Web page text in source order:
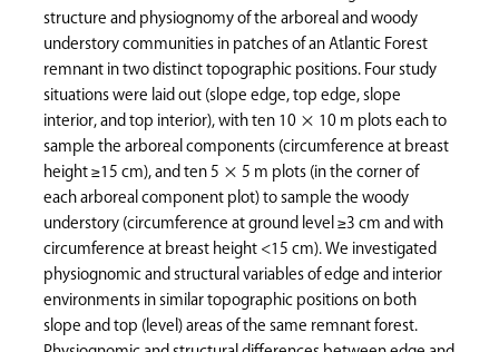
structure and physiognomy of the arboreal and woody
understory communities in patches of an Atlantic Forest
remnant in two distinct topographic positions. Four study
situations were laid out (slope edge, top edge, slope
interior, and top interior), with ten 10 × 10 m plots each to
sample the arboreal components (circumference at breast
height ≥15 cm), and ten 5 × 5 m plots (in the corner of
each arboreal component plot) to sample the woody
understory (circumference at ground level ≥3 cm and with
circumference at breast height <15 cm). We investigated
physiognomic and structural variables of edge and interior
environments in similar topographic positions on both
slope and top (level) areas of the same remnant forest.